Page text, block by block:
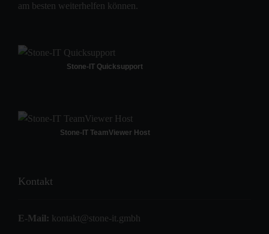
am besten weiterhelfen können.
Stone-IT Quicksupport
Stone-IT TeamViewer Host
Kontakt
E-Mail: kontakt@stone-it.gmbh